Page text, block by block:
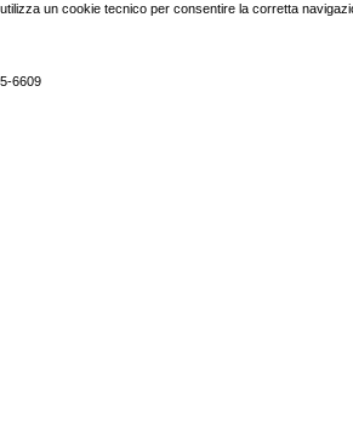
un cookie tecnico per consentire la corretta
6609